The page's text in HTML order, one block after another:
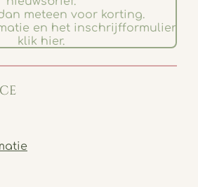
meteen voor korting.
en het inschrijfformulier
klik hier.